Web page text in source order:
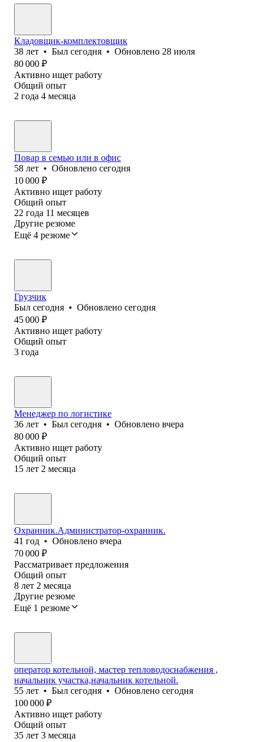
Кладовщик-комплектовщик
38 лет • Был сегодня • Обновлено 28 июля
80 000 ₽
Активно ищет работу
Общий опыт
2 года 4 месяца
Повар в семью или в офис
58 лет • Обновлено сегодня
10 000 ₽
Активно ищет работу
Общий опыт
22 года 11 месяцев
Другие резюме
Ещё 4 резюме
Грузчик
Был сегодня • Обновлено сегодня
45 000 ₽
Активно ищет работу
Общий опыт
3 года
Менеджер по логистике
36 лет • Был сегодня • Обновлено вчера
80 000 ₽
Активно ищет работу
Общий опыт
15 лет 2 месяца
Охранник.Администратор-охранник.
41 год • Обновлено вчера
70 000 ₽
Рассматривает предложения
Общий опыт
8 лет 2 месяца
Другие резюме
Ещё 1 резюме
оператор котельной, мастер тепловодоснабжения ,
начальник участка,начальник котельной.
55 лет • Был сегодня • Обновлено сегодня
100 000 ₽
Активно ищет работу
Общий опыт
35 лет 3 месяца